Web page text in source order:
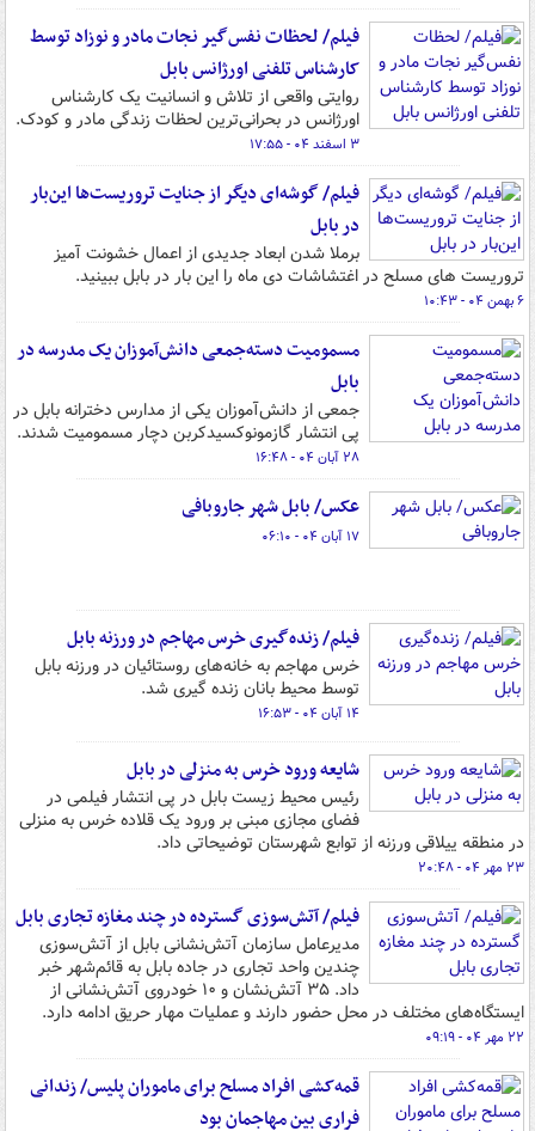
فیلم/ لحظات نفس‌گیر نجات مادر و نوزاد توسط
کارشناس تلفنی اورژانس بابل
روایتی واقعی از تلاش و انسانیت یک کارشناس
اورژانس در بحرانی‌ترین لحظات زندگی مادر و کودک.
۳ اسفند ۰۴ - ۱۷:۵۵
فیلم/ گوشه‌ای دیگر از جنایت تروریست‌ها این‌بار
در بابل
برملا شدن ابعاد جدیدی از اعمال خشونت آمیز
تروریست های مسلح در اغتشاشات دی ماه را این بار در بابل ببینید.
۶ بهمن ۰۴ - ۱۰:۴۳
مسمومیت دسته‌جمعی دانش‌آموزان یک مدرسه در
بابل
جمعی از دانش‌آموزان یکی از مدارس دخترانه بابل در
پی انتشار گازمونوکسیدکربن دچار مسمومیت شدند.
۲۸ آبان ۰۴ - ۱۶:۴۸
عکس/ بابل شهر جاروبافی
۱۷ آبان ۰۴ - ۰۶:۱۰
فیلم/ زنده‌گیری خرس مهاجم در ورزنه بابل
خرس مهاجم به خانه‌های روستائیان در ورزنه بابل
توسط محیط‌ بانان زنده گیری شد.
۱۴ آبان ۰۴ - ۱۶:۵۳
شایعه ورود خرس به منزلی در بابل
رئیس محیط زیست بابل در پی انتشار فیلمی در
فضای مجازی مبنی بر ورود یک قلاده خرس به منزلی
در منطقه ییلاقی ورزنه از توابع شهرستان توضیحاتی داد.
۲۳ مهر ۰۴ - ۲۰:۴۸
فیلم/ آتش‌سوزی گسترده در چند مغازه تجاری بابل
مدیرعامل سازمان آتش‌نشانی بابل از آتش‌سوزی
چندین واحد تجاری در جاده بابل به قائم‌شهر خبر
داد. ۳۵ آتش‌نشان و ۱۰ خودروی آتش‌نشانی از
ایستگاه‌های مختلف در محل حضور دارند و عملیات مهار حریق ادامه دارد.
۲۲ مهر ۰۴ - ۰۹:۱۹
قمه‌کشی افراد مسلح برای ماموران پلیس/ زندانی
فراری بین مهاجمان بود